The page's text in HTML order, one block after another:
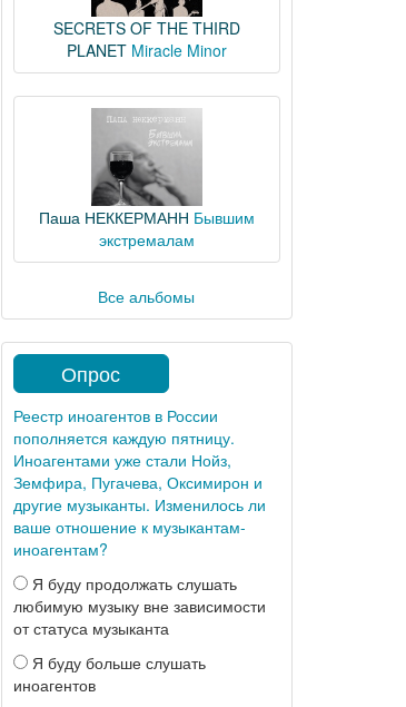
SECRETS OF THE THIRD
PLANET Miracle Minor
Паша НЕККЕРМАНН Бывшим
экстремалам
Все альбомы
Опрос
Реестр иноагентов в России
пополняется каждую пятницу.
Иноагентами уже стали Нойз,
Земфира, Пугачева, Оксимирон и
другие музыканты. Изменилось ли
ваше отношение к музыкантам-
иноагентам?
Я буду продолжать слушать
любимую музыку вне зависимости
от статуса музыканта
Я буду больше слушать
иноагентов